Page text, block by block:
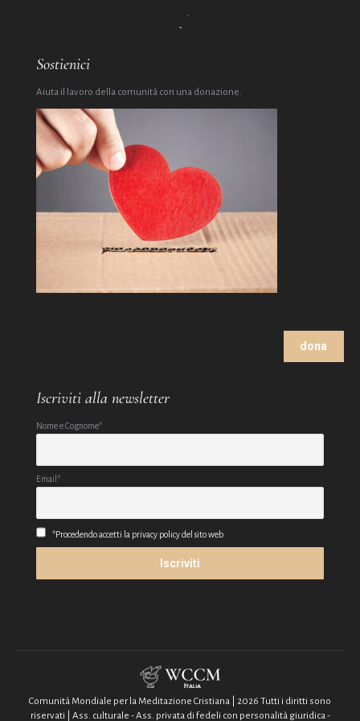
Sostienici
Aiuta il lavoro della comunità con una donazione.
dona
Iscriviti alla newsletter
Nome e Cognome*
Email*
*Procedendo accetti la privacy policy del sito web
Comunità Mondiale per la Meditazione Cristiana | 2026 Tutti i diritti sono
riservati | Ass. culturale - Ass. privata di fedeli con personalità giuridica -